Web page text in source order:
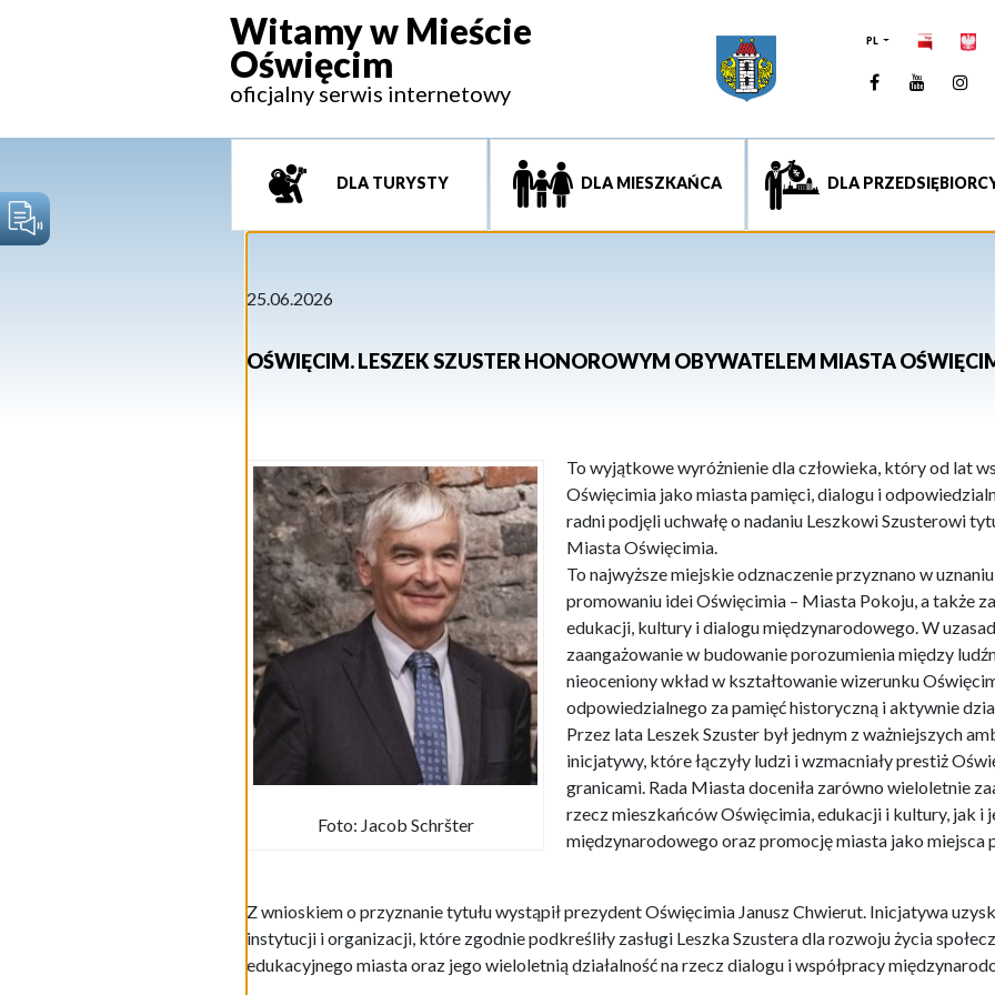
Witamy w Mieście
Oświęcim
oficjalny serwis internetowy
PL
Facebook
DLA TURYSTY DLA MIESZKAŃCA DLA
25.06.2026
OŚWIĘCIM. LESZEK SZUSTER HONOROWYM OBYWATELEM MIASTA
Foto: Jacob Schršter
To wyjątkowe wyróżnienie dla człowieka, który od lat
Oświęcimia jako miasta pamięci, dialogu i
radni podjęli uchwałę o nadaniu Leszkowi Szusterowi
Miasta Oświęcimia.
To najwyższe miejskie odznaczenie przyznano w
promowaniu idei Oświęcimia – Miasta Pokoju, a także
edukacji, kultury i dialogu międzynarodowego. W
zaangażowanie w budowanie porozumienia między
nieoceniony wkład w kształtowanie wizerunku
odpowiedzialnego za pamięć historyczną i aktywnie
Przez lata Leszek Szuster był jednym z ważniejszych
inicjatywy, które łączyły ludzi i wzmacniały prestiż
granicami. Rada Miasta doceniła zarówno wieloletnie
rzecz mieszkańców Oświęcimia, edukacji i kultury, jak i
międzynarodowego oraz promocję miasta jako miejsca
Z wnioskiem o przyznanie tytułu wystąpił prezydent Oświęcimia Janusz Chwierut. Inicjatywa
instytucji i organizacji, które zgodnie podkreśliły zasługi Leszka Szustera dla rozwoju życia
edukacyjnego miasta oraz jego wieloletnią działalność na rzecz dialogu i współpracy